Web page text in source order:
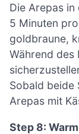
Die Arepas
5 Minuten
goldbraune,
Während des
Sobald beide
Arepas mit
Step 8: